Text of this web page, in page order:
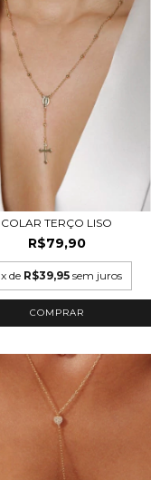
COLAR TERÇO LISO
R$79,90
x de R$39,95 sem juros